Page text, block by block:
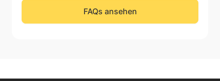
FAQs ansehen